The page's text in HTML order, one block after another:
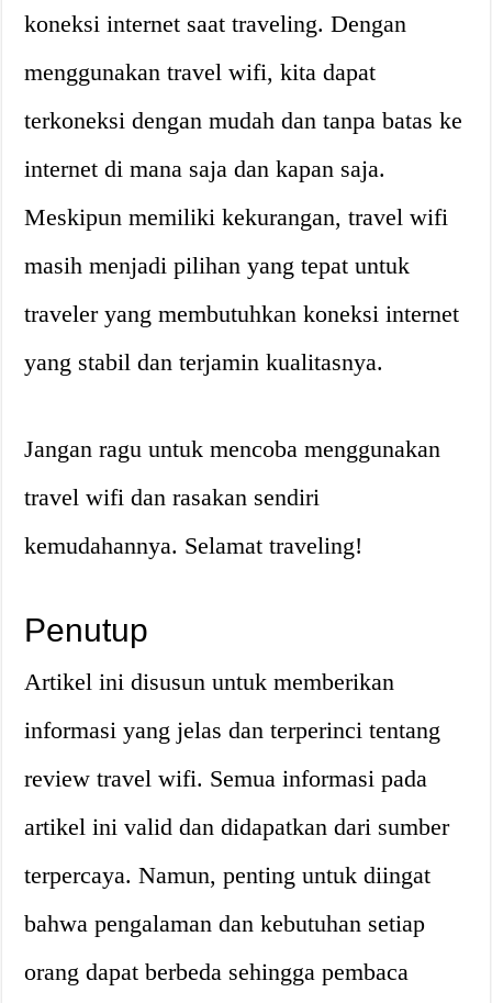
koneksi internet saat traveling. Dengan
menggunakan travel wifi, kita dapat
terkoneksi dengan mudah dan tanpa batas ke
internet di mana saja dan kapan saja.
Meskipun memiliki kekurangan, travel wifi
masih menjadi pilihan yang tepat untuk
traveler yang membutuhkan koneksi internet
yang stabil dan terjamin kualitasnya.
Jangan ragu untuk mencoba menggunakan
travel wifi dan rasakan sendiri
kemudahannya. Selamat traveling!
Penutup
Artikel ini disusun untuk memberikan
informasi yang jelas dan terperinci tentang
review travel wifi. Semua informasi pada
artikel ini valid dan didapatkan dari sumber
terpercaya. Namun, penting untuk diingat
bahwa pengalaman dan kebutuhan setiap
orang dapat berbeda sehingga pembaca